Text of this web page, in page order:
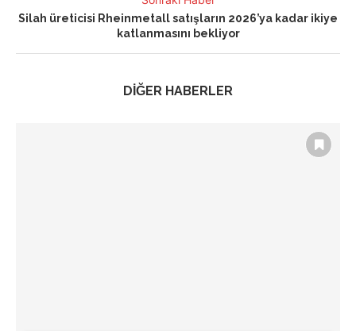
Silah üreticisi Rheinmetall satışların 2026’ya kadar ikiye
katlanmasını bekliyor
DİĞER HABERLER